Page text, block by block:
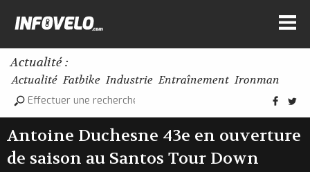
Actualité :
Actualité Fatbike Industrie Entraînement Ironman
Antoine Duchesne 43e en ouverture
de saison au Santos Tour Down